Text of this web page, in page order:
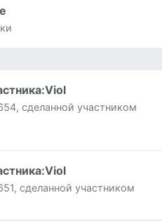
сделанной участником
сделанной участником